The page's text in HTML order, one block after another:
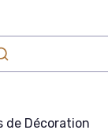
de Décoration